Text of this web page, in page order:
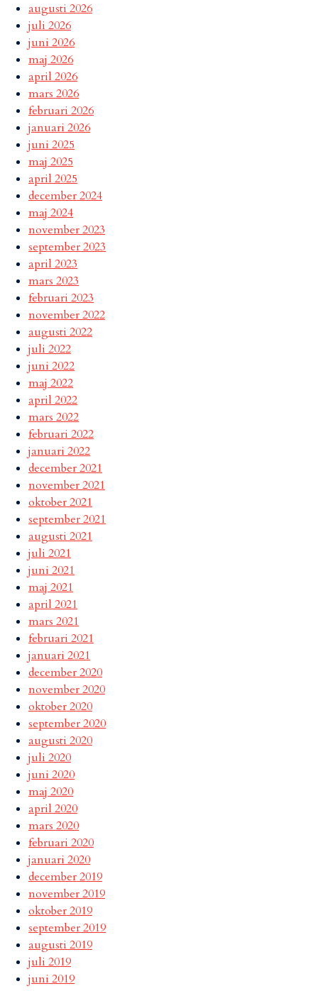
augusti 2026
juli 2026
juni 2026
maj 2026
april 2026
mars 2026
februari 2026
januari 2026
juni 2025
maj 2025
april 2025
december 2024
maj 2024
november 2023
september 2023
april 2023
mars 2023
februari 2023
november 2022
augusti 2022
juli 2022
juni 2022
maj 2022
april 2022
mars 2022
februari 2022
januari 2022
december 2021
november 2021
oktober 2021
september 2021
augusti 2021
juli 2021
juni 2021
maj 2021
april 2021
mars 2021
februari 2021
januari 2021
december 2020
november 2020
oktober 2020
september 2020
augusti 2020
juli 2020
juni 2020
maj 2020
april 2020
mars 2020
februari 2020
januari 2020
december 2019
november 2019
oktober 2019
september 2019
augusti 2019
juli 2019
juni 2019